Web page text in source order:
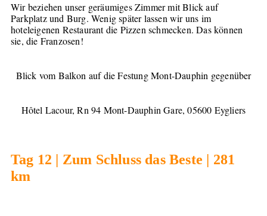
Wir beziehen unser geräumiges Zimmer mit Blick auf
Parkplatz und Burg. Wenig später lassen wir uns im
hoteleigenen Restaurant die Pizzen schmecken. Das können
sie, die Franzosen!
Blick vom Balkon auf die Festung Mont-Dauphin gegenüber
Hôtel Lacour, Rn 94 Mont-Dauphin Gare, 05600 Eygliers
Tag 12 | Zum Schluss das Beste | 281
km